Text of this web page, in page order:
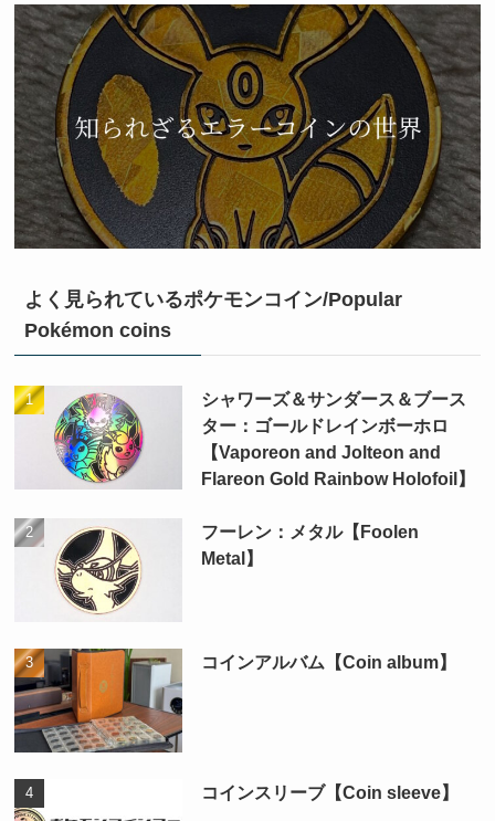
よく見られているポケモンコイン/Popular
Pokémon coins
シャワーズ＆サンダース＆ブース
ター：ゴールドレインボーホロ
【Vaporeon and Jolteon and
Flareon Gold Rainbow Holofoil】
フーレン：メタル【Foolen
Metal】
コインアルバム【Coin album】
コインスリーブ【Coin sleeve】